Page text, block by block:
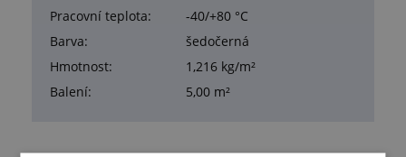
Pracovní teplota:
-40/+80 °C
Barva:
šedočerná
Hmotnost:
1,216 kg/m²
Balení:
5,00 m²